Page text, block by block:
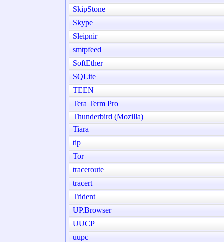
SkipStone
Skype
Sleipnir
smtpfeed
SoftEther
SQLite
TEEN
Tera Term Pro
Thunderbird (Mozilla)
Tiara
tip
Tor
traceroute
tracert
Trident
UP.Browser
UUCP
uupc